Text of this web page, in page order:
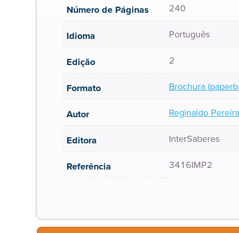
Número de Páginas 240
Idioma Português
Edição 2
Formato Brochura
Autor Reginaldo
Editora InterSaberes
Referência 3416IMP2